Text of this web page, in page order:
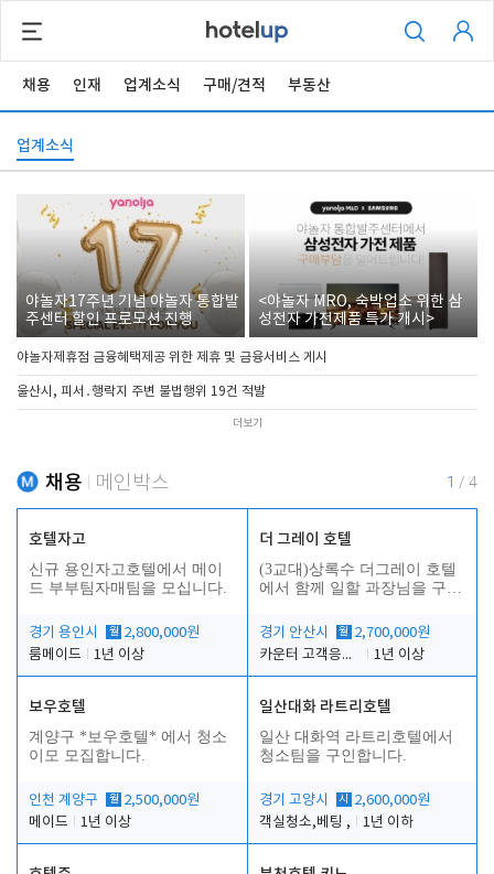
채용 인재 업계소식 구매/견적 부동산
업계소식
야놀자17주년 기념 야놀자 통합발
주센터 할인 프로모션 진행
<야놀자 MRO, 숙박업소 위한 삼
성전자 가전제품 특가 개시>
야놀자제휴점 금융혜택제공 위한 제휴 및 금융서비스 게시
울산시, 피서․행락지 주변 불법행위 19건 적발
더보기
채용 메인박스 1 / 4
호텔자고
신규 용인자고호텔에서 메이
드 부부팀자매팀을 모십니다.
경기 용인시 월 2,800,000원
룸메이드
1년 이상
더 그레이 호텔
(3교대)상록수 더그레이 호텔
에서 함께 일할 과장님을 구합
경기 안산시
월 2,700,000원
카운터 고객응대 및 야간더블청소
1년 이상
보우호텔
계양구 *보우호텔* 에서 청소
이모 모집합니다.
인천 계양구 월 2,500,000원
메이드
1년 이상
일산대화 라트리호텔
일산 대화역 라트리호텔에서
청소팀을 구인합니다.
경기 고양시 시
2,600,000원
객실청소,베팅 ,
1년 이하